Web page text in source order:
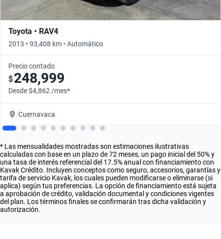
Toyota • RAV4
2013 • 93,408 km • Automático
Precio contado
$248,999
Desde $4,862 /mes*
Cuernavaca
* Las mensualidades mostradas son estimaciones ilustrativas
calculadas con base en un plazo de 72 meses, un pago inicial del 50% y
una tasa de interés referencial del 17.5% anual con financiamiento con
Kavak Crédito. Incluyen conceptos como seguro, accesorios, garantías y
tarifa de servicio Kavak, los cuales pueden modificarse o eliminarse (si
aplica) según tus preferencias. La opción de financiamiento está sujeta
a aprobación de crédito, validación documental y condiciones vigentes
del plan. Los términos finales se confirmarán tras dicha validación y
autorización.